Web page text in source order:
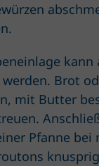
Brot
mit Butter
Pfanne bei